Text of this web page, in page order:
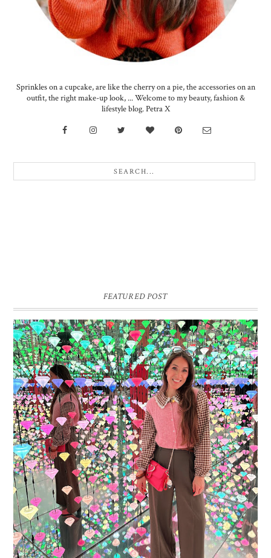
Sprinkles on a cupcake, are like the cherry on a pie, the accessories on an
outfit, the right make-up look, ... Welcome to my beauty, fashion &
lifestyle blog. Petra X
FEATURED POST
16 JAAR SPRINKLES ON A CUPCAKE
Vandaag is het weer zo’n moment waarop ik even bewust op de
pauzeknop duw, want Sprinkles on a Cupcake bestaat 16 jaar. Zestien.
Dat blijft ...